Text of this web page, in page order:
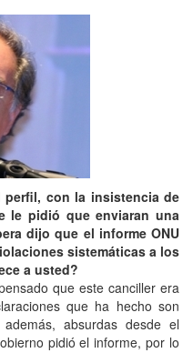
perfil, con la insistencia de
le pidió que enviaran una
dijo que el informe ONU
sistemáticas a los
a usted?
que este canciller era
que ha hecho son
absurdas desde el
pidió el informe, por lo